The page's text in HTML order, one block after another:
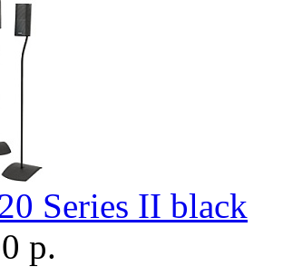
Series II black
р.